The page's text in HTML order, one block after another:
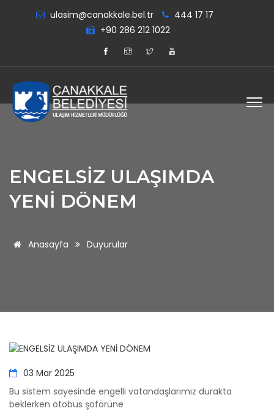
ulasim@canakkale.bel.tr
444 17 17
+90 286 212 1022
ENGELSİZ ULAŞIMDA
YENİ DÖNEM
Anasayfa Duyurular
03 Mar 2025
Bu sistem sayesinde engelli vatandaşlarımız durakta
beklerken otobüs şoförüne